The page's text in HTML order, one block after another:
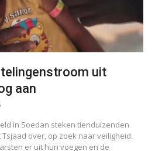
uit
aan
in Soedan steken tienduizenden
over, op zoek naar veiligheid.
er uit hun voegen en de